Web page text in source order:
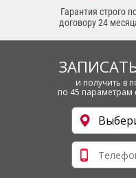
Гарантия строго
договору 24
и получить в
по 45 параметрам